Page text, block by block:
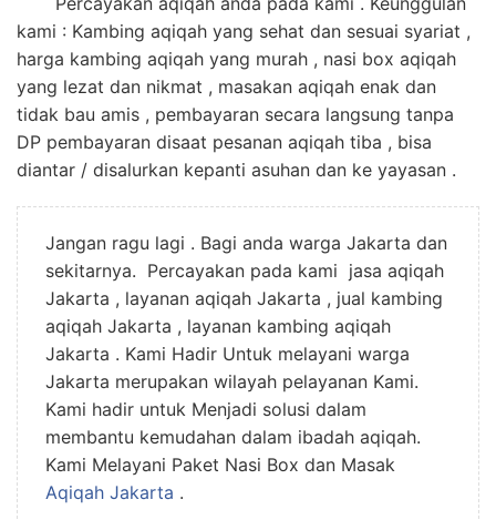
kami : Kambing aqiqah yang sehat dan sesuai syariat ,
harga kambing aqiqah yang murah , nasi box aqiqah
yang lezat dan nikmat , masakan aqiqah enak dan
tidak bau amis , pembayaran secara langsung tanpa
DP pembayaran disaat pesanan aqiqah tiba , bisa
diantar / disalurkan kepanti asuhan dan ke yayasan .
Jangan ragu lagi . Bagi anda warga Jakarta dan
sekitarnya. Percayakan pada kami jasa aqiqah
Jakarta , layanan aqiqah Jakarta , jual kambing
aqiqah Jakarta , layanan kambing aqiqah
Jakarta . Kami Hadir Untuk melayani warga
Jakarta merupakan wilayah pelayanan Kami.
Kami hadir untuk Menjadi solusi dalam
membantu kemudahan dalam ibadah aqiqah.
Kami Melayani Paket Nasi Box dan Masak
Aqiqah Jakarta .